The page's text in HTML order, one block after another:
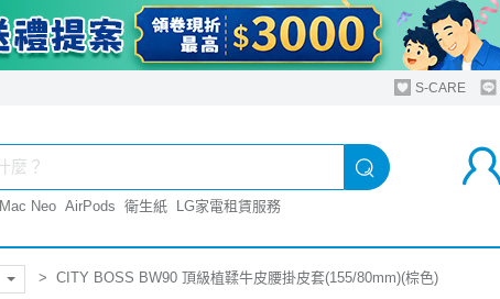
S-CARE
Mac Neo AirPods 衛生紙 LG家電租賃服務
CITY BOSS BW90 頂級植鞣牛皮腰掛皮套(155/80mm)(棕色)